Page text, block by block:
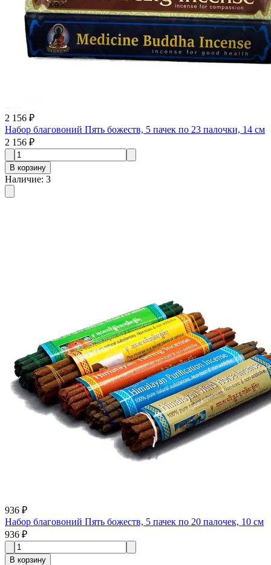
2 156 ₽
Набор благовоний Пять божеств, 5 пачек по 23 палочки, 14 см
2 156 ₽
В корзину
Наличие: 3
936 ₽
Набор благовоний Пять божеств, 5 пачек по 20 палочек, 10 см
936 ₽
В корзину